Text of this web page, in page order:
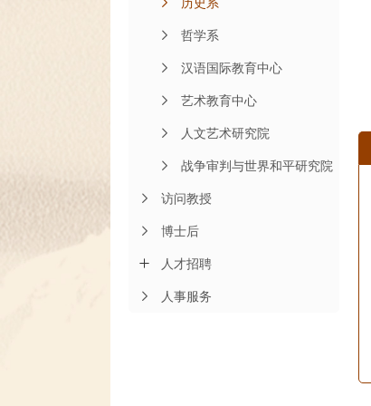
哲学系
汉语国际教育中心
艺术教育中心
人文艺术研究院
战争审判与世界和平研究院
访问教授
博士后
人才招聘
人事服务